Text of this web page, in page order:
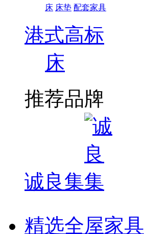
床 床垫 配套家具
港式高标
床
推荐品牌
诚良集
精选全屋家具